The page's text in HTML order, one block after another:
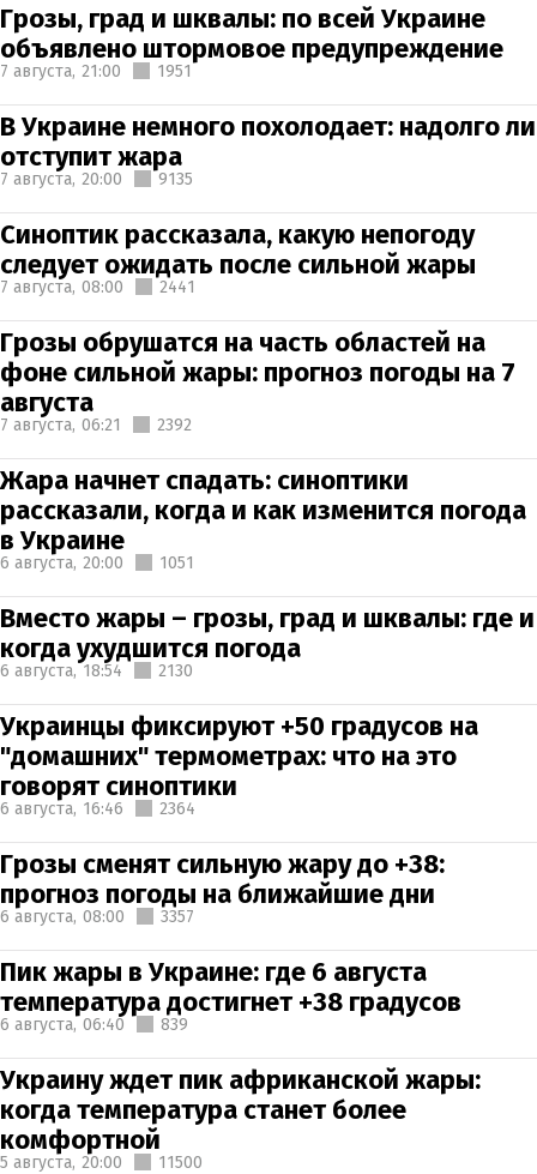
Грозы, град и шквалы: по всей Украине
объявлено штормовое предупреждение
7 августа, 21:00 1951
В Украине немного похолодает: надолго ли
отступит жара
7 августа, 20:00 9135
Синоптик рассказала, какую непогоду
следует ожидать после сильной жары
7 августа, 08:00 2441
Грозы обрушатся на часть областей на
фоне сильной жары: прогноз погоды на 7
августа
7 августа, 06:21 2392
Жара начнет спадать: синоптики
рассказали, когда и как изменится погода
в Украине
6 августа, 20:00 1051
Вместо жары – грозы, град и шквалы: где и
когда ухудшится погода
6 августа, 18:54 2130
Украинцы фиксируют +50 градусов на
"домашних" термометрах: что на это
говорят синоптики
6 августа, 16:46 2364
Грозы сменят сильную жару до +38:
прогноз погоды на ближайшие дни
6 августа, 08:00 3357
Пик жары в Украине: где 6 августа
температура достигнет +38 градусов
6 августа, 06:40 839
Украину ждет пик африканской жары:
когда температура станет более
комфортной
5 августа, 20:00 11500